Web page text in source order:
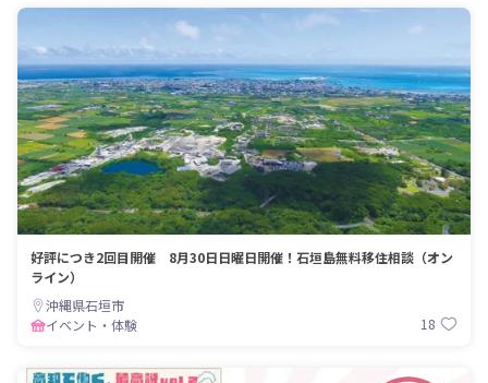
好評につき2回目開催 8月30日日曜日開催！石垣島無料移住相談（オン
ライン）
沖縄県石垣市
イベント・体験
18